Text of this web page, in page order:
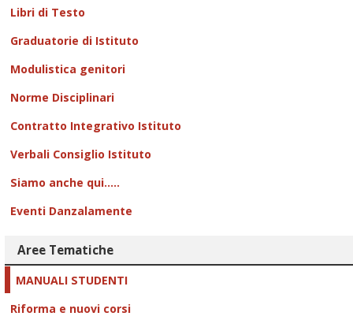
Libri di Testo
Graduatorie di Istituto
Modulistica genitori
Norme Disciplinari
Contratto Integrativo Istituto
Verbali Consiglio Istituto
Siamo anche qui.....
Eventi Danzalamente
Aree Tematiche
MANUALI STUDENTI
Riforma e nuovi corsi